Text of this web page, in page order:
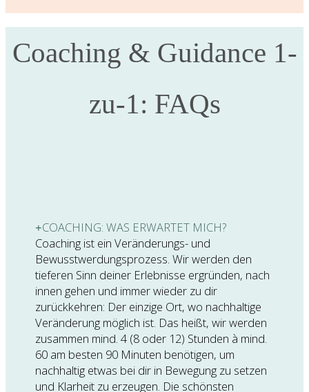
Coaching & Guidance 1-
zu-1: FAQs
COACHING: WAS ERWARTET MICH?
Coaching ist ein Veränderungs- und
Bewusstwerdungsprozess. Wir werden den
tieferen Sinn deiner Erlebnisse ergründen, nach
innen gehen und immer wieder zu dir
zurückkehren: Der einzige Ort, wo nachhaltige
Veränderung möglich ist. Das heißt, wir werden
zusammen mind. 4 (8 oder 12) Stunden à mind.
60 am besten 90 Minuten benötigen, um
nachhaltig etwas bei dir in Bewegung zu setzen
und Klarheit zu erzeugen. Die schönsten